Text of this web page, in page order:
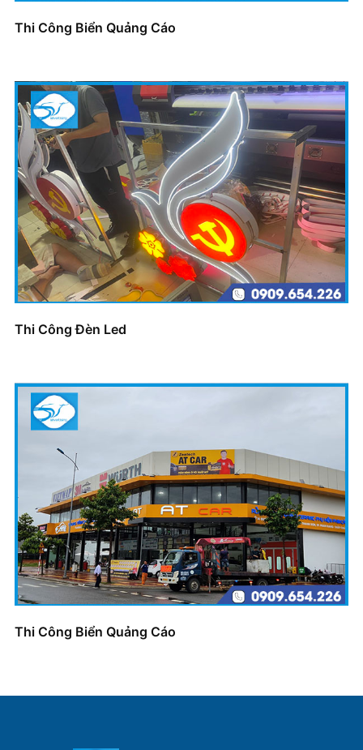
Thi Công Biển Quảng Cáo
Thi Công Đèn Led
Thi Công Biển Quảng Cáo